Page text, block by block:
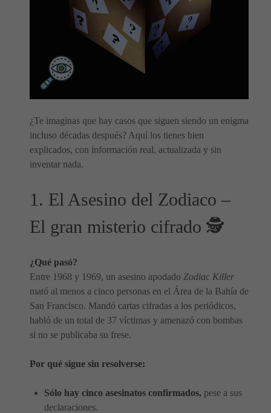
¿Te imaginas que hay casos que siguen siendo un enigma
incluso décadas después? Aquí los tienes bien
explicados, con información real, actualizada y sin
inventar nada.
1. El Asesino del Zodiaco –
El gran misterio cifrado 🕵️
¿Qué pasó?
Entre 1968 y 1969, un asesino apodado Zodiac Killer
mató al menos a cinco personas en el Área de la Bahía de
San Francisco. Mandó cartas cifradas a los periódicos,
habló de un total de 37 víctimas y amenazó con bombas
si no se publicaba su frese.
Por qué sigue sin resolverse:
Sólo hay cinco asesinatos confirmados, pese a sus
declaraciones.